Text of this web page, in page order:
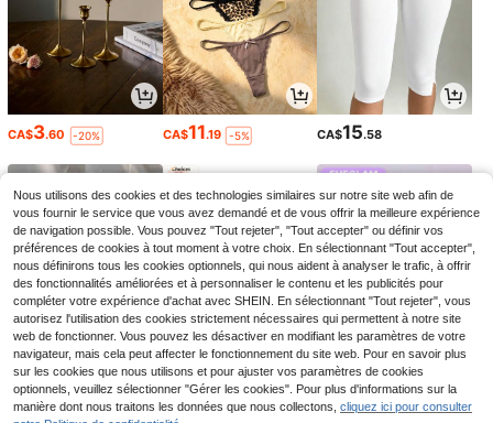
CA$3.60 -20% CA$11.19 -5% CA$15.58
CA$5.10 -9% CA$4.51 -8% CA$3.99 -27%
Nous utilisons des cookies et des technologies similaires sur notre site web afin de
vous fournir le service que vous avez demandé et de vous offrir la meilleure expérience
de navigation possible. Vous pouvez "Tout rejeter", "Tout accepter" ou définir vos
préférences de cookies à tout moment à votre choix. En sélectionnant "Tout accepter",
nous définirons tous les cookies optionnels, qui nous aident à analyser le trafic, à offrir
des fonctionnalités améliorées et à personnaliser le contenu et les publicités pour
compléter votre expérience d'achat avec SHEIN. En sélectionnant "Tout rejeter", vous
autorisez l'utilisation des cookies strictement nécessaires qui permettent à notre site
web de fonctionner. Vous pouvez les désactiver en modifiant les paramètres de votre
navigateur, mais cela peut affecter le fonctionnement du site web. Pour en savoir plus
sur les cookies que nous utilisons et pour ajuster vos paramètres de cookies
optionnels, veuillez sélectionner "Gérer les cookies". Pour plus d'informations sur la
manière dont nous traitons les données que nous collectons, cliquez ici pour consulter